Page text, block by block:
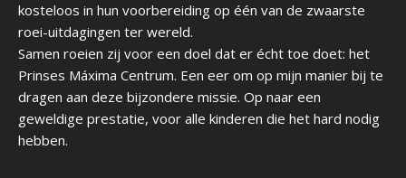
kosteloos in hun voorbereiding op één van de zwaarste
roei-uitdagingen ter wereld.
Samen roeien zij voor een doel dat er écht toe doet: het
Prinses Máxima Centrum. Een eer om op mijn manier bij te
dragen aan deze bijzondere missie. Op naar een
geweldige prestatie, voor alle kinderen die het hard nodig
hebben.